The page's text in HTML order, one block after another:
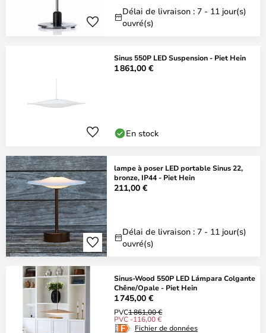
Délai de livraison : 7 - 11 jour(s)
ouvré(s)
Sinus 550P LED Suspension - Piet Hein
1 861,00 €
En stock
lampe à poser LED portable Sinus 22,
bronze, IP44 - Piet Hein
211,00 €
Délai de livraison : 7 - 11 jour(s)
ouvré(s)
Sinus-Wood 550P LED Lámpara Colgante
Chêne/Opale - Piet Hein
1 745,00 €
PVC1 861,00 €
PVC -116,00 €
Fichier de données